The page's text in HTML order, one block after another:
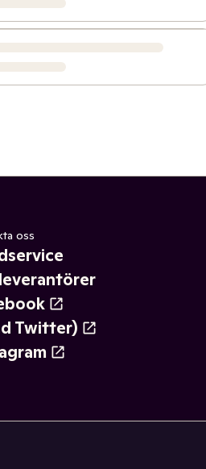
oss
Twitter)